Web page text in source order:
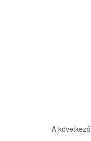
A